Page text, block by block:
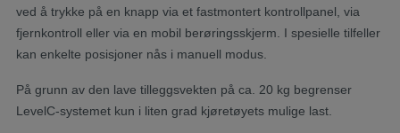
ved å trykke på en knapp via et fastmontert kontrollpanel, via
fjernkontroll eller via en mobil berøringsskjerm. I spesielle tilfeller
kan enkelte posisjoner nås i manuell modus.
På grunn av den lave tilleggsvekten på ca. 20 kg begrenser
LevelC-systemet kun i liten grad kjøretøyets mulige last.